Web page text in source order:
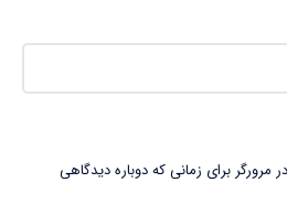
برای زمانی که دوباره دیدگاهی